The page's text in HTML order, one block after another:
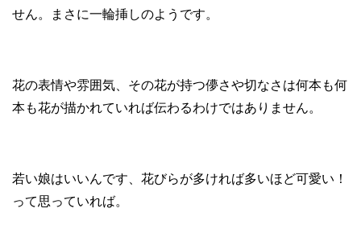
せん。まさに一輪挿しのようです。
花の表情や雰囲気、その花が持つ儚さや切なさは何本も何
本も花が描かれていれば伝わるわけではありません。
若い娘はいいんです、花びらが多ければ多いほど可愛い！
って思っていれば。